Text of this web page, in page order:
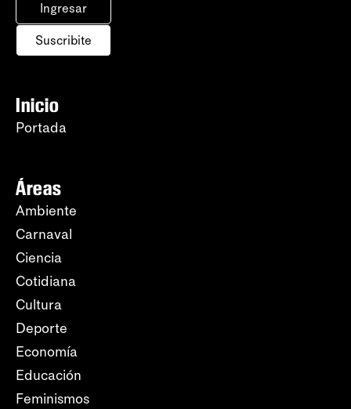
Ingresar
Suscribite
Inicio
Portada
Áreas
Ambiente
Carnaval
Ciencia
Cotidiana
Cultura
Deporte
Economía
Educación
Feminismos